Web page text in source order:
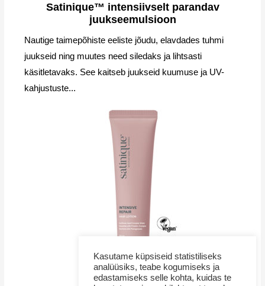
Satinique™ intensiivselt parandav
juukseemulsioon
Nautige taimepõhiste eeliste jõudu, elavdades tuhmi
juukseid ning muutes need siledaks ja lihtsasti
käsitletavaks. See kaitseb juukseid kuumuse ja UV-
kahjustuste...
Kasutame küpsiseid statistiliseks
analüüsiks, teabe kogumiseks ja
edastamiseks selle kohta, kuidas te